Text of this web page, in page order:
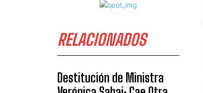
RELACIONADOS
Destitución de Ministra